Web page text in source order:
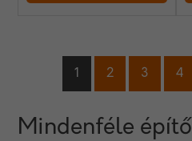
1 2 3 4
Mindenféle